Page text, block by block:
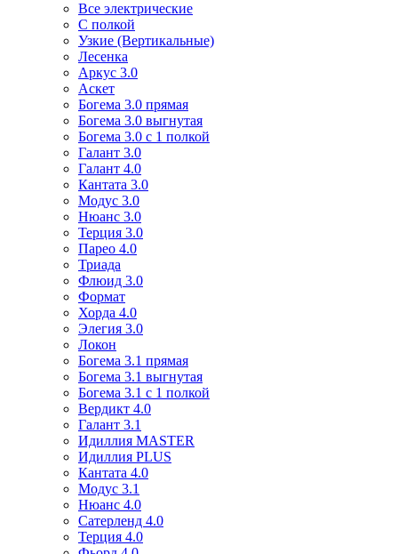
Все электрические
С полкой
Узкие (Вертикальные)
Лесенка
Аркус 3.0
Аскет
Богема 3.0 прямая
Богема 3.0 выгнутая
Богема 3.0 с 1 полкой
Галант 3.0
Галант 4.0
Кантата 3.0
Модус 3.0
Нюанс 3.0
Терция 3.0
Парео 4.0
Триада
Флюид 3.0
Формат
Хорда 4.0
Элегия 3.0
Локон
Богема 3.1 прямая
Богема 3.1 выгнутая
Богема 3.1 с 1 полкой
Вердикт 4.0
Галант 3.1
Идиллия MASTER
Идиллия PLUS
Кантата 4.0
Модус 3.1
Нюанс 4.0
Сатерленд 4.0
Терция 4.0